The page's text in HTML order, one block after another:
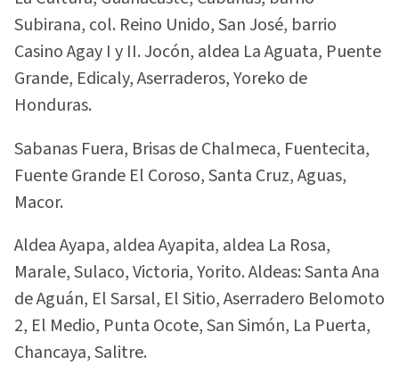
Subirana, col. Reino Unido, San José, barrio
Casino Agay I y II. Jocón, aldea La Aguata, Puente
Grande, Edicaly, Aserraderos, Yoreko de
Honduras.
Sabanas Fuera, Brisas de Chalmeca, Fuentecita,
Fuente Grande El Coroso, Santa Cruz, Aguas,
Macor.
Aldea Ayapa, aldea Ayapita, aldea La Rosa,
Marale, Sulaco, Victoria, Yorito. Aldeas: Santa Ana
de Aguán, El Sarsal, El Sitio, Aserradero Belomoto
2, El Medio, Punta Ocote, San Simón, La Puerta,
Chancaya, Salitre.